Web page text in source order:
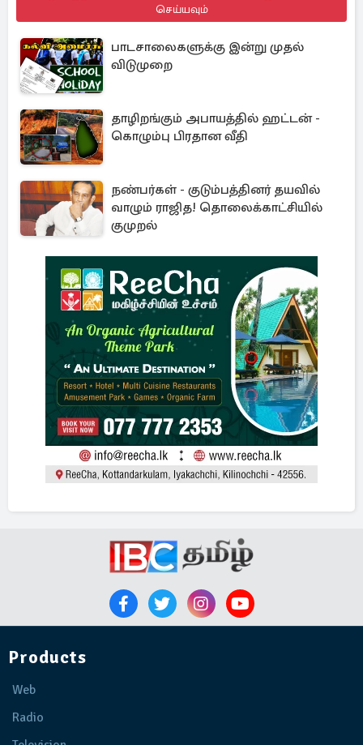
செய்யவும்
பாடசாலைகளுக்கு இன்று முதல்
விடுமுறை
தாழிறங்கும் அபாயத்தில் ஹட்டன் -
கொழும்பு பிரதான வீதி
நண்பர்கள் - குடும்பத்தினர் தயவில்
வாழும் ராஜித! தொலைக்காட்சியில்
குமுறல்
Products
Web
Radio